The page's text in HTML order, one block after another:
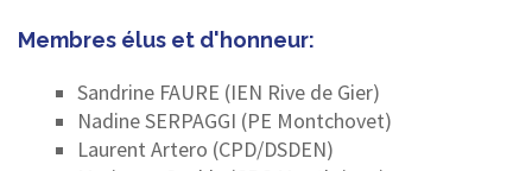
Membres élus et d'honneur:
Sandrine FAURE (IEN Rive de Gier)
Nadine SERPAGGI (PE Montchovet)
Laurent Artero (CPD/DSDEN)